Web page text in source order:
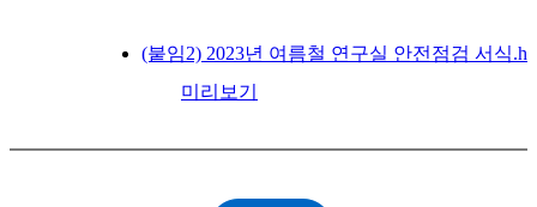
(붙임2) 2023년 여름철 연구실 안전점검 서식
미리보기